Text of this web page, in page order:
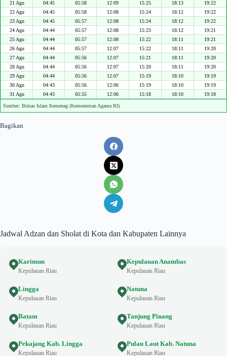
21 Agu
04:45 05:58 12:09 15:25 18:13
19:22
22 Agu
04:45 05:58 12:08 15:24 18:12
19:22
23 Agu
04:45 05:57 12:08 15:24 18:12
19:22
24 Agu
04:44 05:57 12:08 15:23 18:12
19:21
25 Agu
04:44 05:57 12:08 15:22 18:11
19:21
26 Agu
04:44 05:57 12:07 15:22 18:11
19:20
27 Agu
04:44 05:56 12:07 15:21 18:11
19:20
28 Agu
04:44 05:56 12:07 15:20 18:11
19:20
29 Agu
04:44 05:56 12:07 15:19 18:10
19:19
30 Agu
04:43 05:56 12:06 15:19 18:10
19:19
31 Agu
04:43 05:55 12:06 15:18 18:10 19:18
Sumber: Bimas Islam Kemenag (Kementerian Agama RI)
Bagikan
Jadwal Adzan dan Sholat di Kota dan Kabupaten Lainnya
Karimun
Kepulauan Riau
Kepulauan Anambas
Kepulauan Riau
Lingga
Kepulauan Riau
Natuna
Kepulauan Riau
Batam
Kepulauan Riau
Tanjung Pinang
Kepulauan Riau
Pekajang Kab. Lingga
Kepulauan Riau
Pulau Laut Kab. Natuna
Kepulauan Riau